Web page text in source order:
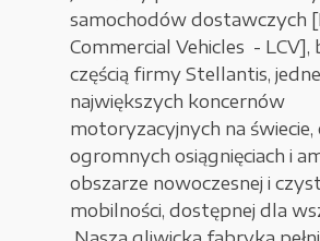
Urządzenia elektryczne
Urządzenia pneumatyczne i
Używane narzędzia
Pozostałe
samochodów dostawczych
Commercial Vehicles - LCV],
częścią firmy Stellantis,
największych koncernów
motoryzacyjnych na świecie,
ogromnych osiągnięciach i
obszarze nowoczesnej i
mobilności, dostępnej dla